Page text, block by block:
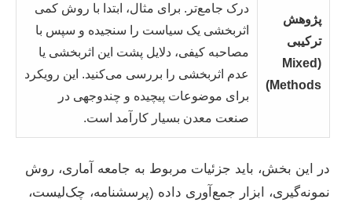
پژوهش
ترکیبی
(Mixed
Methods)
درک جامع‌تر. برای مثال، ابتدا با روش کمی
اثربخشی یک سیاست را سنجیده و سپس با
مصاحبه کیفی، دلایل پشت این اثربخشی یا
عدم اثربخشی را بررسی می‌کنید. این رویکرد
برای موضوعات پیچیده و چندوجهی در
صنعت معدن بسیار کارآمد است.
در این بخش، باید جزئیات مربوط به جامعه آماری، روش
نمونه‌گیری، ابزار جمع‌آوری داده (پرسشنامه، چک‌لیست،